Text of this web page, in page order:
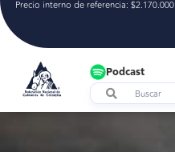
Precio interno de referencia: $2.170.000
Podcast